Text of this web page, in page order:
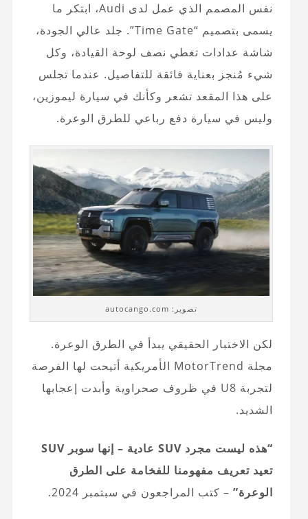
نفس المصمم الذي عمل لدى Audi، ابتكر ما
يسمى بتصميم “Time Gate”. جلد عالي الجودة،
شاشة عدادات تغطي نصف لوحة القيادة، وكل
شيء مُنجز بعناية فائقة للتفاصيل. عندما تجلس
على هذا المقعد تشعر وكأنك في سيارة ليموزين،
وليس في سيارة دفع رباعي للطرق الوعرة.
تصوير: autocango.com
لكن الاختبار الحقيقي يبدأ في الطرق الوعرة.
مجلة MotorTrend الأمريكية أتيحت لها الفرصة
لتجربة U8 في ظروف صحراوية وأبدت إعجابها
الشديد.
“هذه ليست مجرد SUV عادية – إنها سوبر SUV
تعيد تعريف مفهومنا للفخامة على الطرق
الوعرة”– كتب المراجعون في سبتمبر 2024.